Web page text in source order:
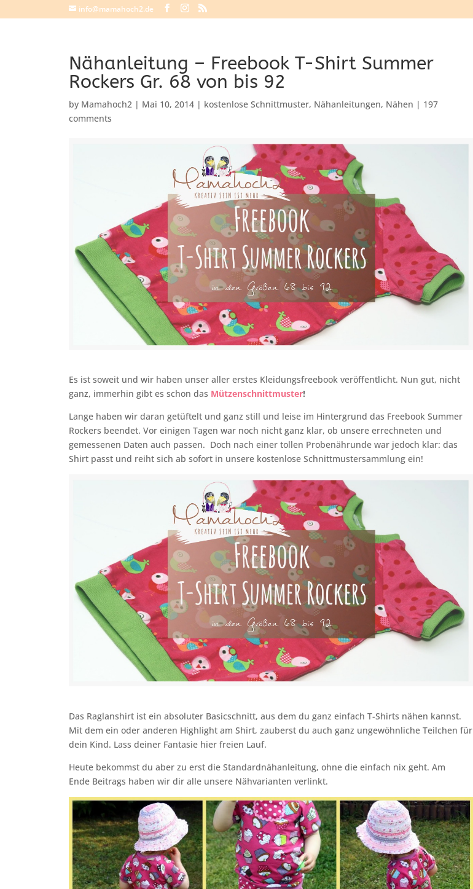
info@mamahoch2.de
Nähanleitung – Freebook T-Shirt Summer
Rockers Gr. 68 von bis 92
by Mamahoch2| Mai 10, 2014| kostenlose Schnittmuster, Nähanleitungen, Nähen | 197
comments
Es ist soweit und wir haben unser aller erstes Kleidungsfreebook veröffentlicht. Nun gut, nicht
ganz, immerhin gibt es schon das Mützenschnittmuster!
Lange haben wir daran getüftelt und ganz still und leise im Hintergrund das Freebook Summer
Rockers beendet. Vor einigen Tagen war noch nicht ganz klar, ob unsere errechneten und
gemessenen Daten auch passen. Doch nach einer tollen Probenährunde war jedoch klar: das
Shirt passt und reiht sich ab sofort in unsere kostenlose Schnittmustersammlung ein!
Das Raglanshirt ist ein absoluter Basicschnitt, aus dem du ganz einfach T-Shirts nähen kannst.
Mit dem ein oder anderen Highlight am Shirt, zauberst du auch ganz ungewöhnliche Teilchen für
dein Kind. Lass deiner Fantasie hier freien Lauf.
Heute bekommst du aber zu erst die Standardnähanleitung, ohne die einfach nix geht. Am
Ende Beitrags haben wir dir alle unsere Nähvarianten verlinkt.